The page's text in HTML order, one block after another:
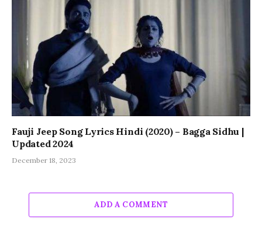
Fauji Jeep Song Lyrics Hindi (2020) – Bagga Sidhu |
Updated 2024
December 18, 2023
ADD A COMMENT